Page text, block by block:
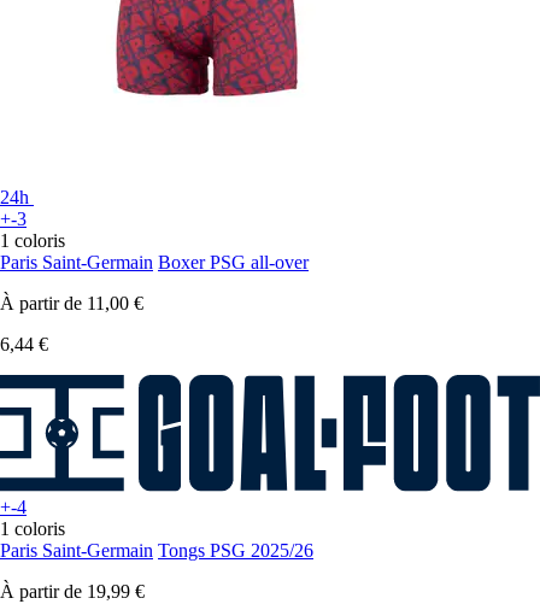
24h
+-3
1 coloris
Paris Saint-Germain Boxer PSG all-over
À partir de 11,00 €
6,44 €
+-4
1 coloris
Paris Saint-Germain Tongs PSG 2025/26
À partir de 19,99 €